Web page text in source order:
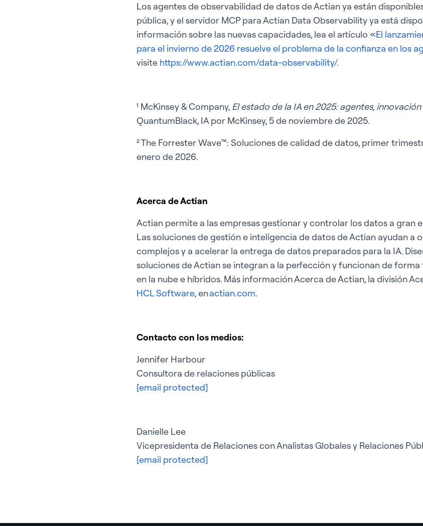
Los agentes de observabilidad de datos de Actian ya están
pública, y el servidor MCP para Actian Data Observability ya está
información sobre las nuevas capacidades, lea el artículo «El
para el invierno de 2026 resuelve el problema de la confianza en los
visite https://www.actian.com/data-observability/.
¹ McKinsey & Company, El estado de la IA en 2025: agentes,
QuantumBlack, IA por McKinsey, 5 de noviembre de 2025.
²The Forrester Wave™: Soluciones de calidad de datos, primer
enero de 2026.
Acerca de Actian
Actian permite a las empresas gestionar y controlar los datos a gran
Las soluciones de gestión e inteligencia de datos de Actian ayudan a
complejos y a acelerar la entrega de datos preparados para la IA.
soluciones de Actian se integran a la perfección y funcionan de
en la nube e híbridos. Más información Acerca de Actian, la división
HCL Software, enactian.com.
Contacto con los medios:
Jennifer Harbour
Consultora de relaciones públicas
[email protected]
Danielle Lee
Vicepresidenta de Relaciones con Analistas Globales y Relaciones
[email protected]